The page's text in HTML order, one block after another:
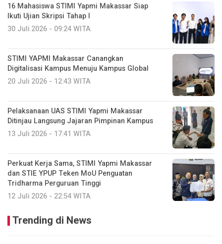
16 Mahasiswa STIMI Yapmi Makassar Siap
Ikuti Ujian Skripsi Tahap I
30 Juli 2026 - 09:24 WITA
STIMI YAPMI Makassar Canangkan
Digitalisasi Kampus Menuju Kampus Global
20 Juli 2026 - 12:43 WITA
Pelaksanaan UAS STIMI Yapmi Makassar
Ditinjau Langsung Jajaran Pimpinan Kampus
13 Juli 2026 - 17:41 WITA
Perkuat Kerja Sama, STIMI Yapmi Makassar
dan STIE YPUP Teken MoU Penguatan
Tridharma Perguruan Tinggi
12 Juli 2026 - 22:54 WITA
Trending di News